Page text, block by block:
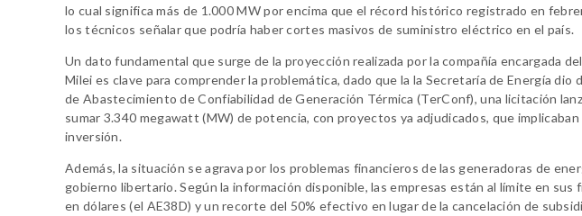
lo cual significa más de 1.000 MW por encima que el récord histórico registrado en
los técnicos señalar que podría haber cortes masivos de suministro eléctrico en el país.
Un dato fundamental que surge de la proyección realizada por la compañía encargada
Milei es clave para comprender la problemática, dado que la la Secretaría de Energía dio
de Abastecimiento de Confiabilidad de Generación Térmica (TerConf), una licitación
sumar 3.340 megawatt (MW) de potencia, con proyectos ya adjudicados, que
inversión.
Además, la situación se agrava por los problemas financieros de las generadoras de
gobierno libertario. Según la información disponible, las empresas están al límite en sus
en dólares (el AE38D) y un recorte del 50% efectivo en lugar de la cancelación de